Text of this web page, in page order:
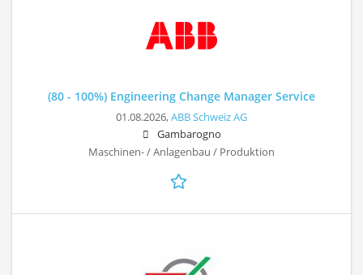
(80 - 100%) Engineering Change Manager Service
01.08.2026,ABB Schweiz AG
Gambarogno
Maschinen- / Anlagenbau / Produktion